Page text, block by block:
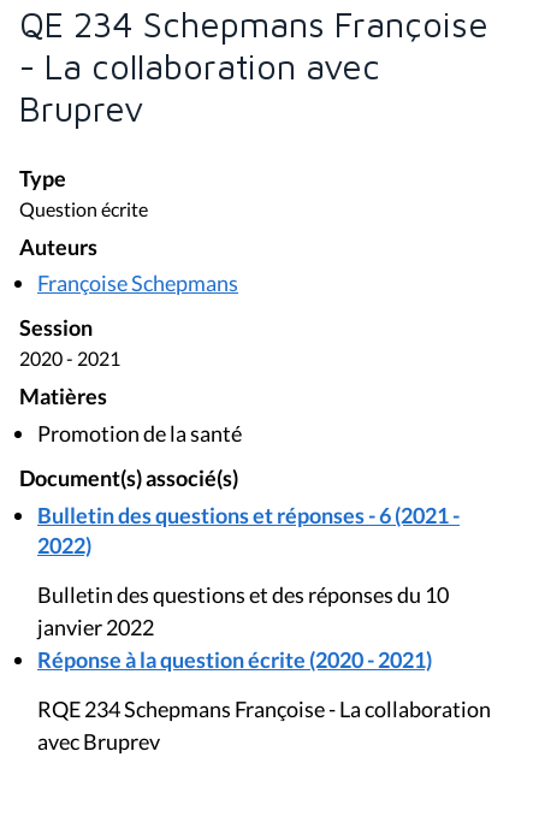
QE 234 Schepmans Françoise
- La collaboration avec
Bruprev
Type
Question écrite
Auteurs
Françoise Schepmans
Session
2020 - 2021
Matières
Promotion de la santé
Document(s) associé(s)
Bulletin des questions et réponses - 6 (2021 -
2022)
Bulletin des questions et des réponses du 10
janvier 2022
Réponse à la question écrite (2020 - 2021)
RQE 234 Schepmans Françoise - La collaboration
avec Bruprev